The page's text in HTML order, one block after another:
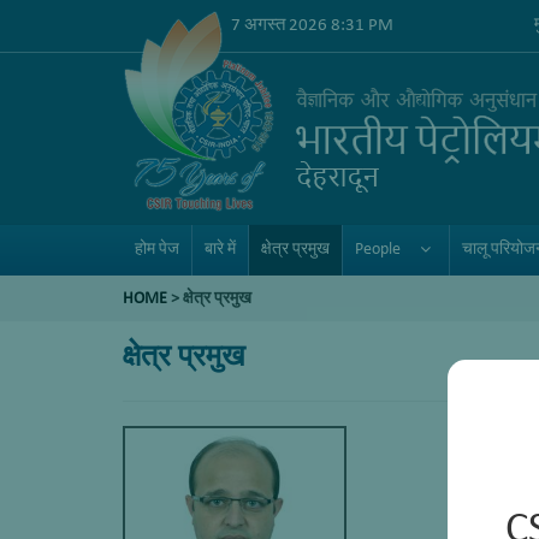
7 अगस्त 2026 8:31 PM
होम पेज बारे में क्षेत्र प्रमुख People चालू
HOME > क्षेत्र प्रमुख
क्षेत्र प्रमुख